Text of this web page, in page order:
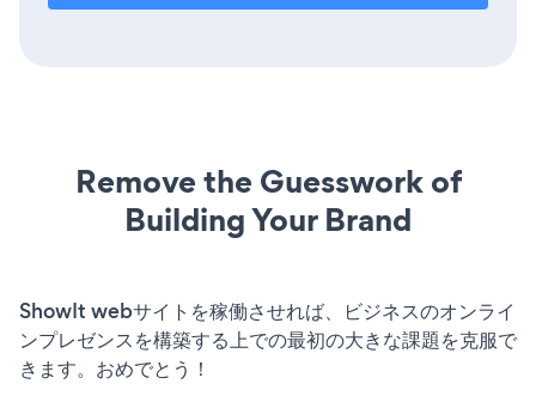
Remove the Guesswork of
Building Your Brand
ShowIt webサイトを稼働させれば、ビジネスのオンライ
ンプレゼンスを構築する上での最初の大きな課題を克服で
きます。おめでとう！